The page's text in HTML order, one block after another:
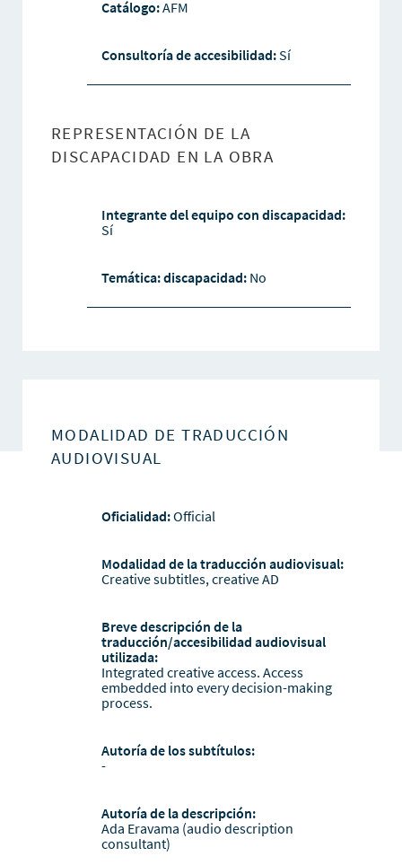
Catálogo:AFM
Consultoría de accesibilidad:Sí
REPRESENTACIÓN DE LA
DISCAPACIDAD EN LA OBRA
Integrante del equipo con discapacidad:
Sí
Temática: discapacidad: No
MODALIDAD DE TRADUCCIÓN
AUDIOVISUAL
Oficialidad:Official
Modalidad de la traducción audiovisual:
Creative subtitles, creative AD
Breve descripción de la
traducción/accesibilidad audiovisual
utilizada:
Integrated creative access. Access
embedded into every decision-making
process.
Autoría de los subtítulos:
-
Autoría de la descripción:
Ada Eravama (audio description
consultant)